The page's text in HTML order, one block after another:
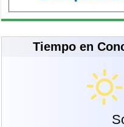
Tiempo en